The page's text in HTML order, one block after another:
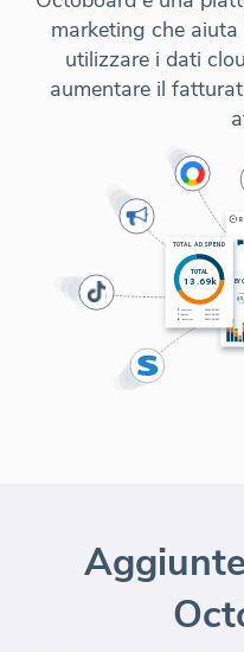
marketing che
utilizzare i dati
aumentare il